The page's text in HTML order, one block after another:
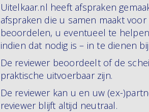
Uitelkaar.nl heeft afspraken
afspraken die u samen maakt
beoordelen, u eventueel te
indien dat nodig is – in te dienen
De reviewer beoordeelt of de
praktische uitvoerbaar zijn.
De reviewer kan u en uw (ex-
reviewer blijft altijd neutraal.